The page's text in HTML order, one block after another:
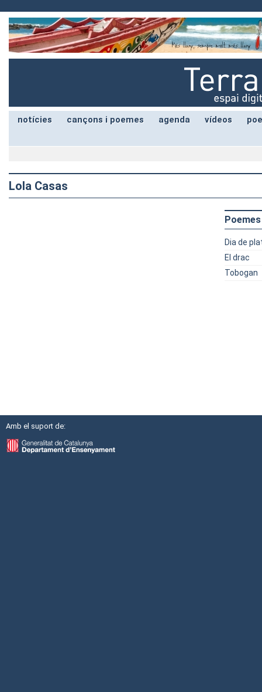
notícies cançons i poemes agenda vídeos
Lola Casas
Poemes
Dia de
El drac
Tobogan
Amb el suport de: